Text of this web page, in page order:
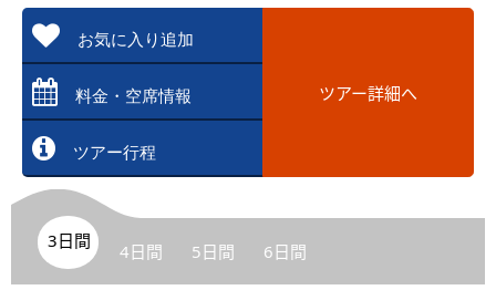
お気に入り追加
料金・空席情報
ツアー行程
ツアー詳細へ
3日間 4日間 5日間 6日間